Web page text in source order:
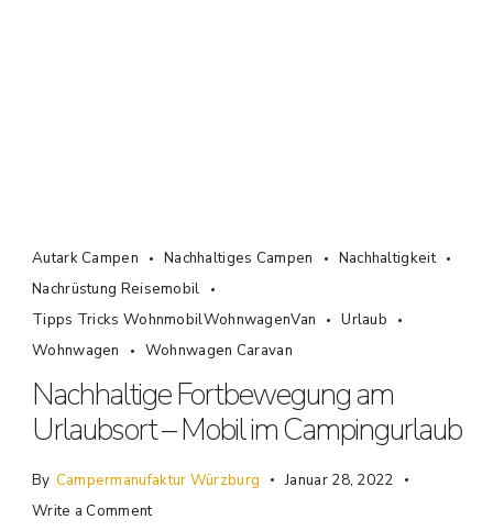
Autark Campen Nachhaltiges Campen
Nachhaltigkeit
Nachrüstung Reisemobil
Tipps Tricks WohnmobilWohnwagenVan
Urlaub
Wohnwagen
Wohnwagen Caravan
Nachhaltige Fortbewegung am
Urlaubsort – Mobil im Campingurlaub
By Campermanufaktur Würzburg
Januar 28, 2022
Write a Comment